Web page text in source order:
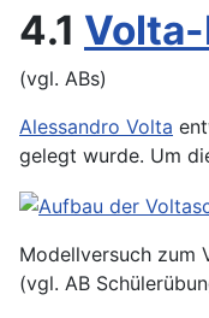
4.1
(vgl. ABs)
Alessandro Volta
gelegt wurde. Um
Modellversuch zum
(vgl. AB